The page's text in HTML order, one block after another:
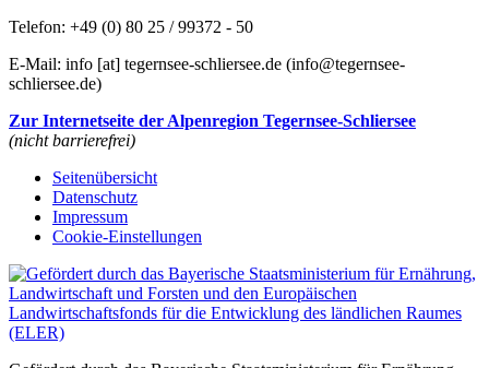
Telefon: +49 (0) 80 25 / 99372 - 50
E-Mail: info [at] tegernsee-schliersee.de (info‎@‎tegernsee-
schliersee.de)
Zur Internetseite der Alpenregion Tegernsee-Schliersee
(nicht barrierefrei)
Seitenübersicht
Datenschutz
Impressum
Cookie-Einstellungen